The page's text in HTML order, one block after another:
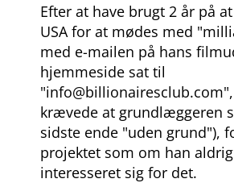
Efter at have brugt 2 år på
USA for at mødes med
med e-mailen på hans
hjemmeside sat til
info@billionairesclub.com
krævede at grundlæggeren
sidste ende uden grund ),
projektet som om han
interesseret sig for det.